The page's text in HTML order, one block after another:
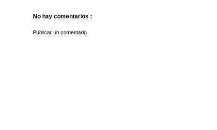
No hay comentarios :
Publicar un comentario